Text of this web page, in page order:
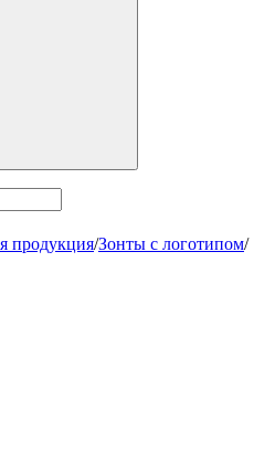
продукция/Зонты с логотипом/